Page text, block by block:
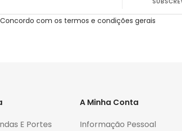
Concordo com os termos e condições gerais
E Portes
A Minha Conta
Informação Pessoal